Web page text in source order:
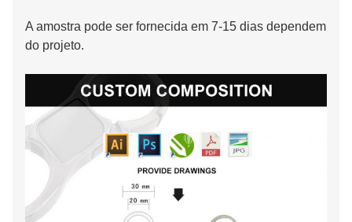
A amostra pode ser fornecida em 7-15 dias dependem
do projeto.